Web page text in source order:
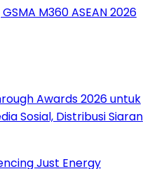
M360 ASEAN 2026
Awards 2026 untuk
Sosial, Distribusi Siaran